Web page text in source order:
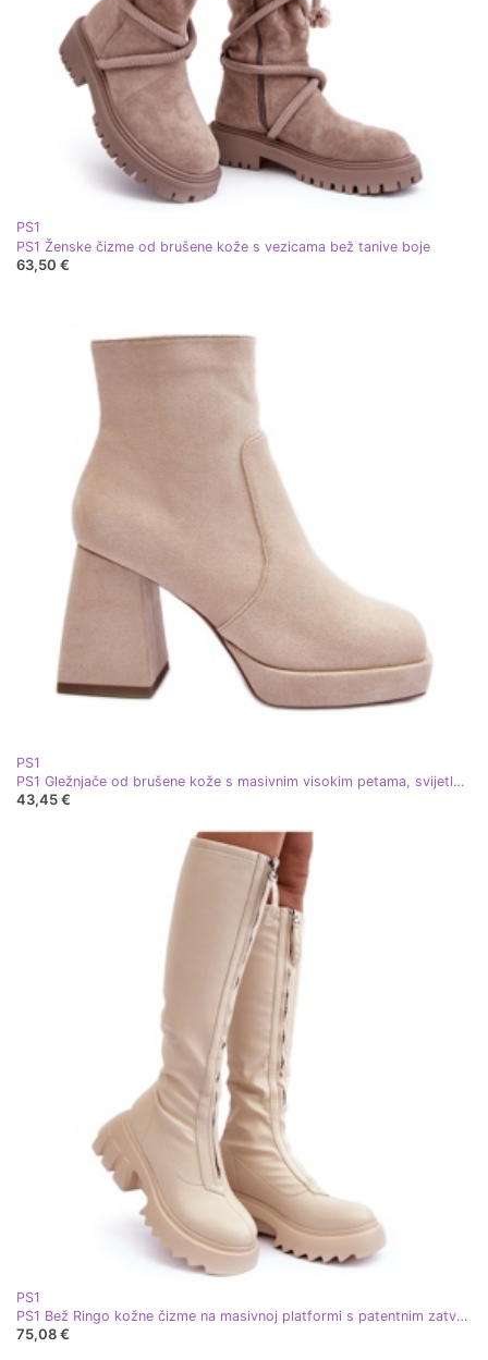
PS1
PS1 Ženske čizme od brušene kože s vezicama bež tanive boje
63,50 €
PS1
PS1 Gležnjače od brušene kože s masivnim visokim petama, svijetlo bež Abnous
43,45 €
PS1
PS1 Bež Ringo kožne čizme na masivnoj platformi s patentnim zatvaračem
75,08 €